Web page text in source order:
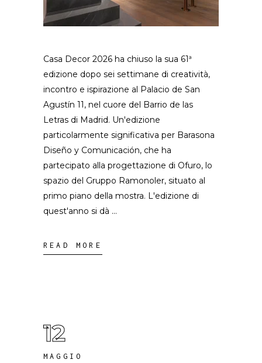
Casa Decor 2026 ha chiuso la sua 61ª
edizione dopo sei settimane di creatività,
incontro e ispirazione al Palacio de San
Agustín 11, nel cuore del Barrio de las
Letras di Madrid. Un'edizione
particolarmente significativa per Barasona
Diseño y Comunicación, che ha
partecipato alla progettazione di Ofuro, lo
spazio del Gruppo Ramonoler, situato al
primo piano della mostra. L'edizione di
quest'anno si dà
READ MORE
12
MAGGIO